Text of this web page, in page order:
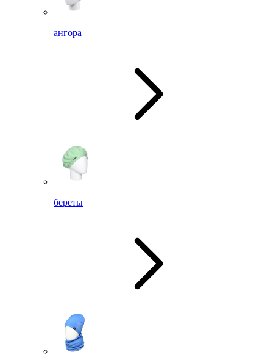
ангора
береты